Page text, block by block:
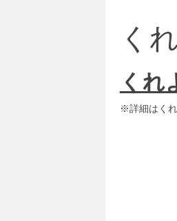
く
くれ
※詳細はく